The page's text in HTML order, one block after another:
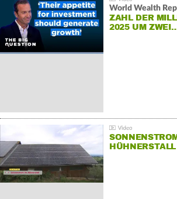
World Wealth
ZAHL DER
2025 UM
HÜHNERSTALL